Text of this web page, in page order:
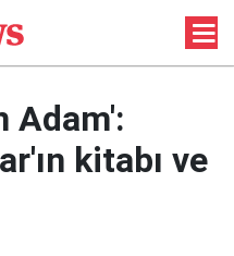
Adam':
kitabı ve